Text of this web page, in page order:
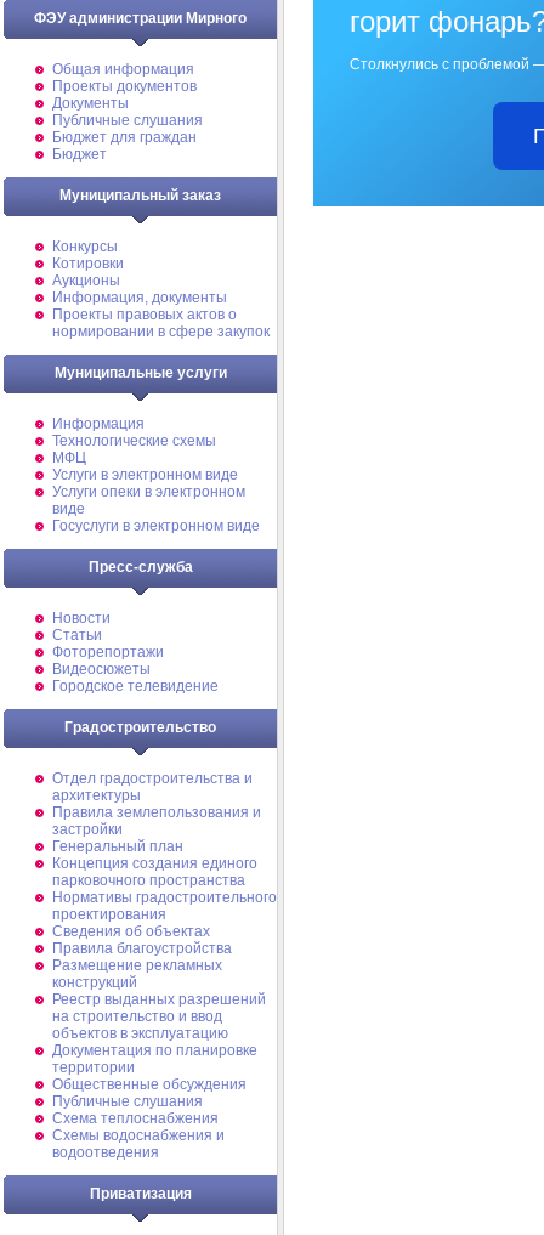
ФЭУ администрации Мирного
Общая информация
Проекты документов
Документы
Публичные слушания
Бюджет для граждан
Бюджет
Муниципальный заказ
Конкурсы
Котировки
Аукционы
Информация, документы
Проекты правовых актов о
нормировании в сфере закупок
Муниципальные услуги
Информация
Технологические схемы
МФЦ
Услуги в электронном виде
Услуги опеки в электронном
виде
Госуслуги в электронном виде
Пресс-служба
Новости
Статьи
Фоторепортажи
Видеосюжеты
Городское телевидение
Градостроительство
Отдел градостроительства и
архитектуры
Правила землепользования и
застройки
Генеральный план
Концепция создания единого
парковочного пространства
Нормативы градостроительного
проектирования
Сведения об объектах
Правила благоустройства
Размещение рекламных
конструкций
Реестр выданных разрешений
на строительство и ввод
объектов в эксплуатацию
Документация по планировке
территории
Общественные обсуждения
Публичные слушания
Схема теплоснабжения
Схемы водоснабжения и
водоотведения
Приватизация
горит
Столкнулись с проблемой